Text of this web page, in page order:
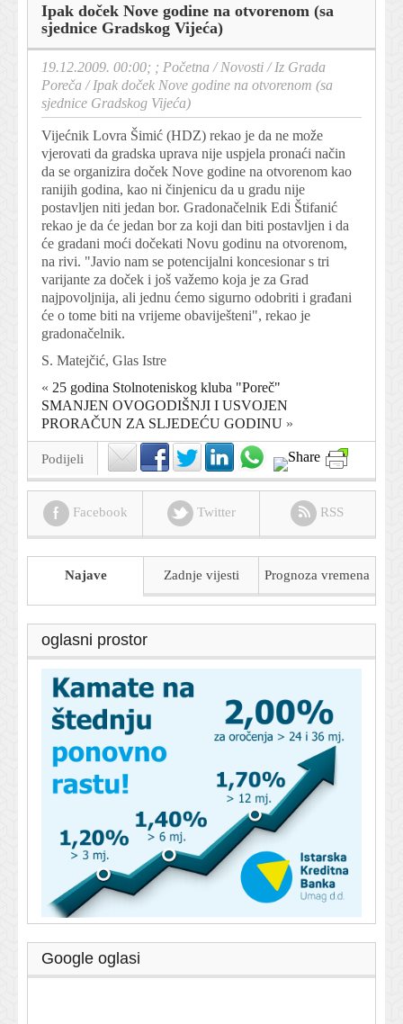
Ipak doček Nove godine na otvorenom (sa
sjednice Gradskog Vijeća)
19.12.2009. 00:00; ; Početna /Novosti /Iz Grada
Poreča /Ipak doček Nove godine na otvorenom (sa
sjednice Gradskog Vijeća)
Vijećnik Lovra Šimić (HDZ) rekao je da ne može
vjerovati da gradska uprava nije uspjela pronaći način
da se organizira doček Nove godine na otvorenom kao
ranijih godina, kao ni činjenicu da u gradu nije
postavljen niti jedan bor. Gradonačelnik Edi Štifanić
rekao je da će jedan bor za koji dan biti postavljen i da
će gradani moći dočekati Novu godinu na otvorenom,
na rivi. "Javio nam se potencijalni koncesionar s tri
varijante za doček i još važemo koja je za Grad
najpovoljnija, ali jednu ćemo sigurno odobriti i građani
će o tome biti na vrijeme obaviješteni", rekao je
gradonačelnik.
S. Matejčić, Glas Istre
« 25 godina Stolnoteniskog kluba "Poreč"
SMANJEN OVOGODIŠNJI I USVOJEN
PRORAČUN ZA SLJEDEĆU GODINU »
Podijeli
Facebook Twitter RSS
Najave Zadnje vijesti Prognoza vremena
oglasni prostor
Google oglasi